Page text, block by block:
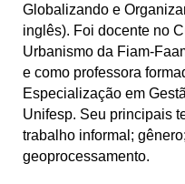
Globalizando e
inglês). Foi docente no
Urbanismo da Fiam-
e como professora
Especialização em
Unifesp. Seu principais
trabalho informal;
geoprocessamento.